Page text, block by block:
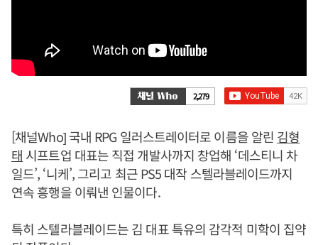
2,279
[채널Who] 국내 RPG 일러스트레이터로 이름을 알린 김형
태 시프트업 대표는 직접 개발사까지 창업해 ‘데스티니 차
일드’, ‘니케’, 그리고 최근 PS5 대작 스텔라블레이드까지
연속 흥행을 이뤄낸 인물이다.
특히 스텔라블레이드는 김 대표 특유의 감각적 미학이 집약